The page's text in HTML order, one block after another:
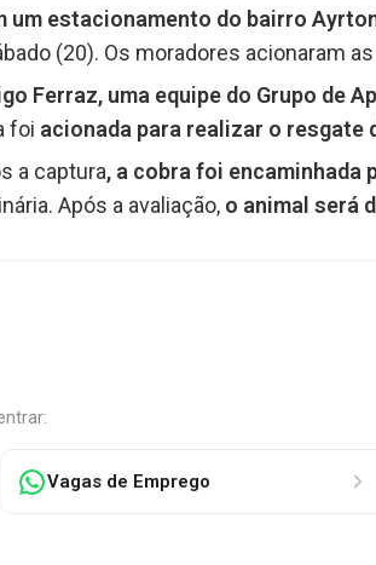
estacionamento do bairro
(20). Os moradores acionaram
Ferraz, uma equipe do Grupo de
foi acionada para realizar o resgate
a captura, a cobra foi encaminhada
Após a avaliação, o animal será
Vagas de Emprego